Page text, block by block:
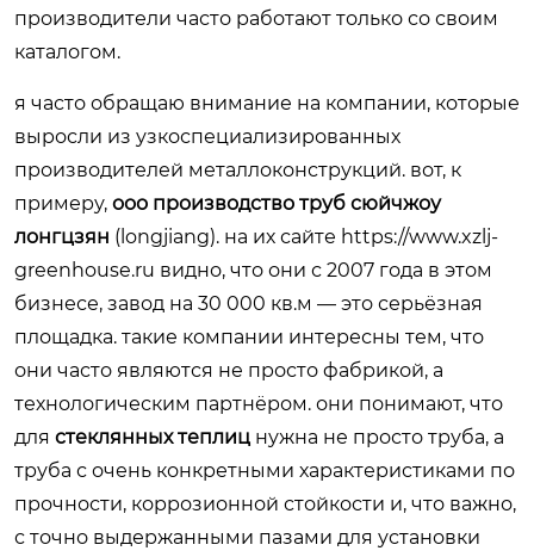
производители часто работают только со своим
каталогом.
я часто обращаю внимание на компании, которые
выросли из узкоспециализированных
производителей металлоконструкций. вот, к
примеру, ооо производство труб сюйчжоу
лонгцзян (longjiang). на их сайте https://www.xzlj-
greenhouse.ru видно, что они с 2007 года в этом
бизнесе, завод на 30 000 кв.м — это серьёзная
площадка. такие компании интересны тем, что
они часто являются не просто фабрикой, а
технологическим партнёром. они понимают, что
для стеклянных теплиц нужна не просто труба, а
труба с очень конкретными характеристиками по
прочности, коррозионной стойкости и, что важно,
с точно выдержанными пазами для установки